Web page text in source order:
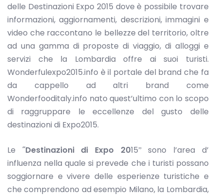
delle Destinazioni Expo 2015 dove è possibile trovare
informazioni, aggiornamenti, descrizioni, immagini e
video che raccontano le bellezze del territorio, oltre
ad una gamma di proposte di viaggio, di alloggi e
servizi che la Lombardia offre ai suoi turisti.
Wonderfulexpo2015.info è il portale del brand che fa
da cappello ad altri brand come
Wonderfooditaly.info nato quest’ultimo con lo scopo
di raggruppare le eccellenze del gusto delle
destinazioni di Expo2015.
Le ˝Destinazioni di Expo 2015ˮ sono l’area d’
influenza nella quale si prevede che i turisti possano
soggiornare e vivere delle esperienze turistiche e
che comprendono ad esempio Milano, la Lombardia,